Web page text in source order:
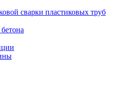
сварки пластиковых труб